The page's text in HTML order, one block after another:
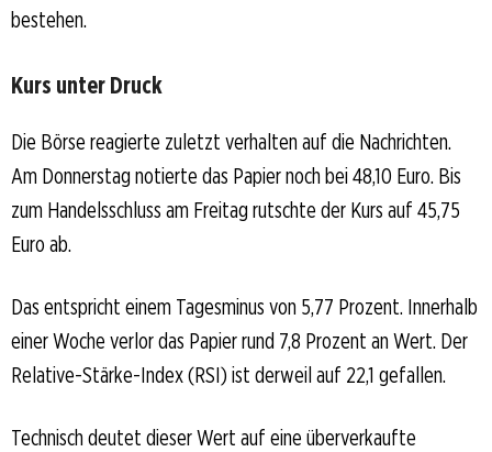
bestehen.
Kurs unter Druck
Die Börse reagierte zuletzt verhalten auf die Nachrichten.
Am Donnerstag notierte das Papier noch bei 48,10 Euro. Bis
zum Handelsschluss am Freitag rutschte der Kurs auf 45,75
Euro ab.
Das entspricht einem Tagesminus von 5,77 Prozent. Innerhalb
einer Woche verlor das Papier rund 7,8 Prozent an Wert. Der
Relative-Stärke-Index (RSI) ist derweil auf 22,1 gefallen.
Technisch deutet dieser Wert auf eine überverkaufte